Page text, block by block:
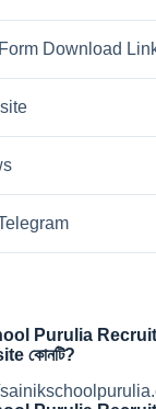
Download
Purulia
কোনটি?